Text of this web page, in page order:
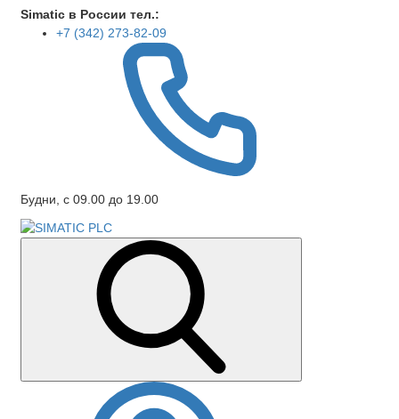
Simatic в России тел.:
+7 (342) 273-82-09
Будни, с 09.00 до 19.00